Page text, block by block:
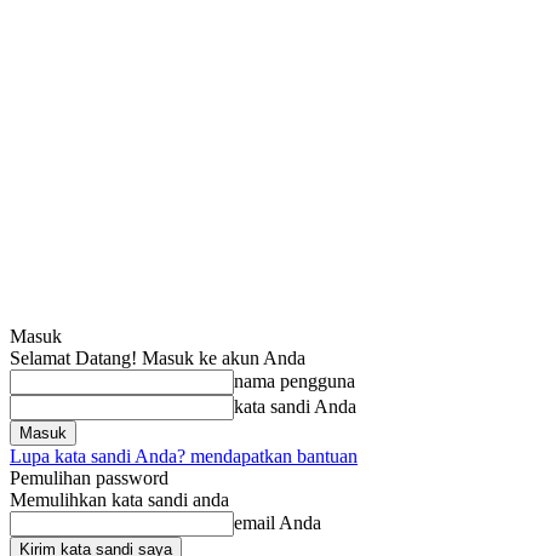
Masuk
Selamat Datang! Masuk ke akun Anda
nama pengguna
kata sandi Anda
Lupa kata sandi Anda? mendapatkan bantuan
Pemulihan password
Memulihkan kata sandi anda
email Anda